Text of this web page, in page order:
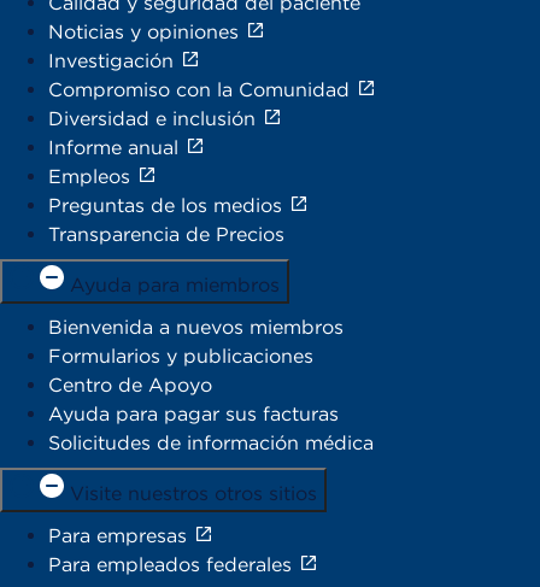
Noticias y opiniones
Investigación
Compromiso con la Comunidad
Diversidad e inclusión
Informe anual
Empleos
Preguntas de los medios
Transparencia de Precios
Ayuda para miembros
Bienvenida a nuevos miembros
Formularios y publicaciones
Centro de Apoyo
Ayuda para pagar sus facturas
Solicitudes de información médica
Visite nuestros otros sitios
Para empresas
Para empleados federales